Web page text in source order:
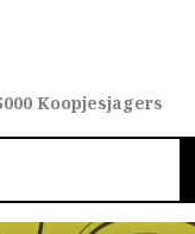
Koopjesjagers